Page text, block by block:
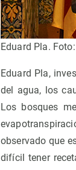
Eduard Pla. Foto:
Eduard Pla,
del agua, los
Los bosques
observado que
difícil tener